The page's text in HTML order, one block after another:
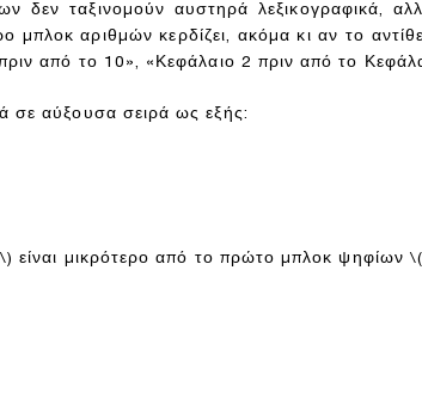
δεν ταξινομούν αυστηρά λεξικογραφικά,
μπλοκ αριθμών κερδίζει, ακόμα κι αν το
από το 10», «Κεφάλαιο 2 πριν από το
σε αύξουσα σειρά ως εξής:
είναι μικρότερο από το πρώτο μπλοκ ψηφίων